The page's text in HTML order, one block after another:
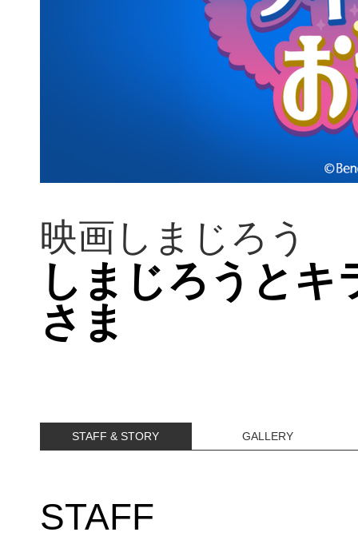
映画しまじろう
しまじろうとキ
さま
STAFF & STORY GALLERY
STAFF